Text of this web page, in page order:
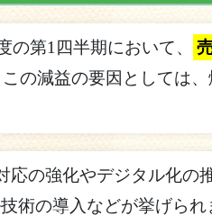
の第1四半期において、
の減益の要因としては
の強化やデジタル化の
術の導入などが挙げられ